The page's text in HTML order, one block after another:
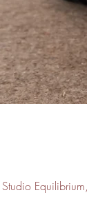
Studio